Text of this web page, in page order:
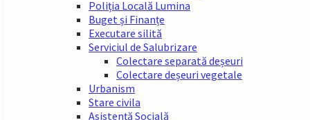
Poliția Locală Lumina
Buget și Finanțe
Executare silită
Serviciul de Salubrizare
Colectare separată deșeuri
Colectare deșeuri vegetale
Urbanism
Stare civila
Asistență Socială